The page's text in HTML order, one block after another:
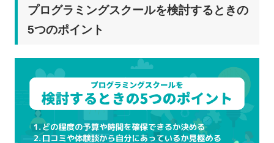
プログラミングスクールを検討するときの
5つのポイント